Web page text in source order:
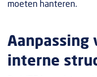
moeten hanteren.
Aanpassing
interne